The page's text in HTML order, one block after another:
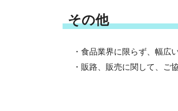
その他
・食品業界に限らず、幅広
・販路、販売に関して、ご